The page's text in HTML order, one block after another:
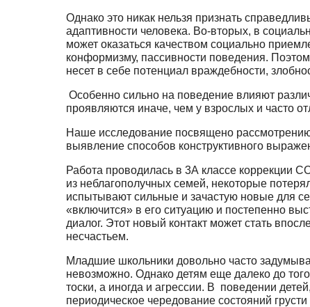
Однако это никак нельзя признать
адаптивности человека. Во-вторых, в
может оказаться качеством социально
конформизму, пассивности поведения.
несет в себе потен­циал враждебности,
Особенно сильно на поведение влияют
проявляются иначе, чем у взрослых и часто
Наше исследование посвящено рассмотрению
выявление способов конструктивного
Работа проводилась в 3А классе коррекции
из неблагополучных семей, некоторые
испытывают силь­ные и зачастую новые для
«включится» в его ситуацию и постепенно
диалог. Этот новый контакт может стать
несчастьем.
Младшие школьники довольно часто
невозможно. Однако детям еще далеко до
тоски, а иногда и агрессии. В поведении
периодическое чередование состояний